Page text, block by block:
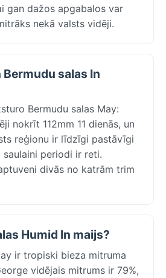
gan dažos apgabalos var
nekā valsts vidēji.
Bermudu salas In
Bermudu salas May:
nokrīt 112mm 11 dienās, un
reģionu ir līdzīgi pastāvīgi
periodi ir reti.
divās no katrām trim
Humid In maijs?
ir tropiski bieza mitruma
vidējais mitrums ir 79%,